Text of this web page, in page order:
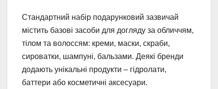
Стандартний набір подарунковий зазвичай
містить базові засоби для догляду за обличчям,
тілом та волоссям: креми, маски, скраби,
сироватки, шампуні, бальзами. Деякі бренди
додають унікальні продукти – гідролати,
баттери або косметичні аксесуари.